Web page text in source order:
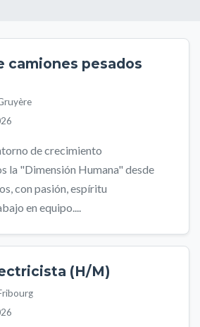
camiones pesados
de crecimiento
la "Dimensión Humana" desde
con pasión, espíritu
en equipo....
(H/M)